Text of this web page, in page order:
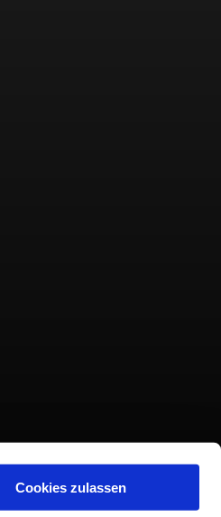
Cookies zulassen